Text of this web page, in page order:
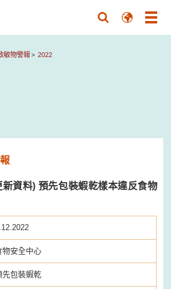
敏物警報 2022
資料) 預先包裝蝦乾樣本違反食物
物安全中心
先包裝蝦乾